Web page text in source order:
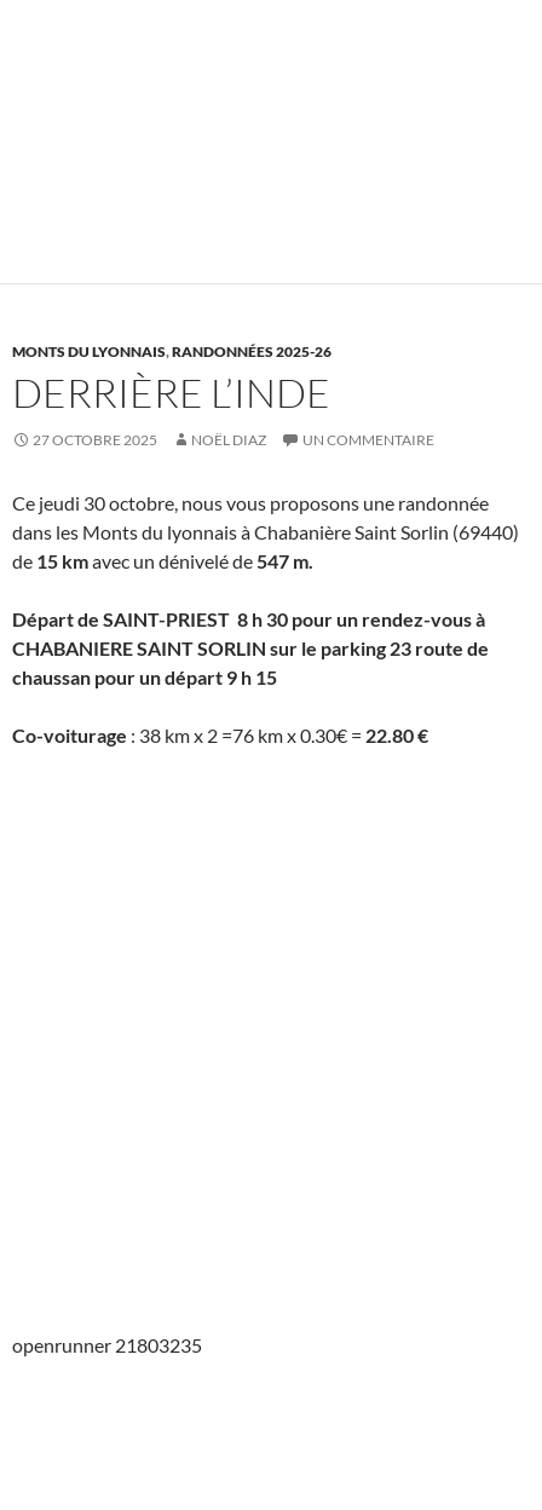
MONTS DU LYONNAIS,RANDONNÉES 2025-26
DERRIÈRE L’INDE
27 OCTOBRE 2025 NOËL DIAZ UN COMMENTAIRE
Ce jeudi 30 octobre, nous vous proposons une randonnée
dans les Monts du lyonnais à Chabanière Saint Sorlin (69440)
de 15 kmavec un dénivelé de 547 m.
Départ de SAINT-PRIEST 8 h 30 pour un rendez-vous à
CHABANIERE SAINT SORLIN sur le parking 23 route de
chaussan pour un départ 9 h 15
Co-voiturage : 38 km x 2 =76 km x 0.30€ = 22.80 €
openrunner 21803235